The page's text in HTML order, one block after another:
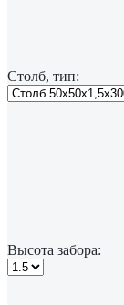
Столб, тип:
Высота забора: